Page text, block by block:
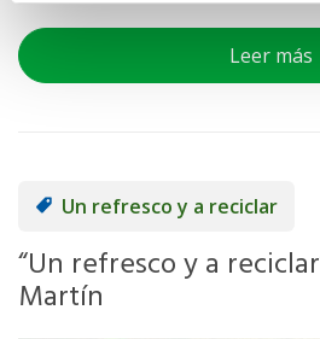
Leer más
Un refresco y a reciclar
“Un refresco y a
Martín